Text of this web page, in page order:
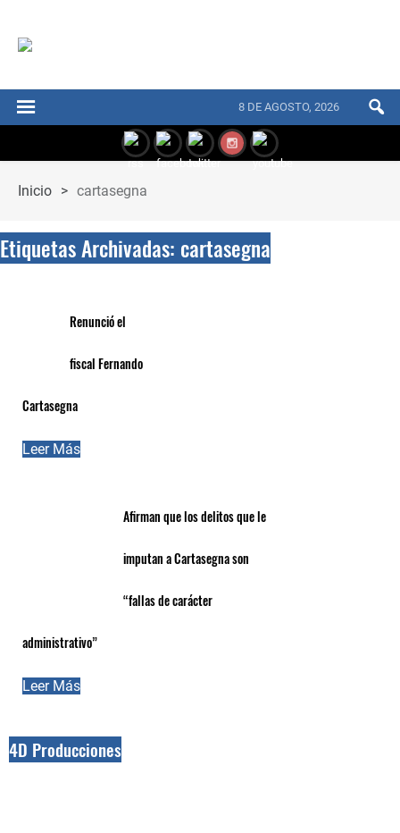
8 DE AGOSTO, 2026
Inicio > cartasegna
Etiquetas Archivadas: cartasegna
Renunció el
fiscal Fernando
Cartasegna
Leer Más
Afirman que los delitos que le
imputan a Cartasegna son
“fallas de carácter
administrativo”
Leer Más
4D Producciones